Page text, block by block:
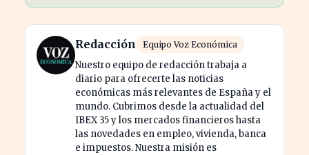
Redacción Equipo Voz Económica
Nuestro equipo de redacción trabaja a
diario para ofrecerte las noticias
económicas más relevantes de España y el
mundo. Cubrimos desde la actualidad del
IBEX 35 y los mercados financieros hasta
las novedades en empleo, vivienda, banca
e impuestos. Nuestra misión es